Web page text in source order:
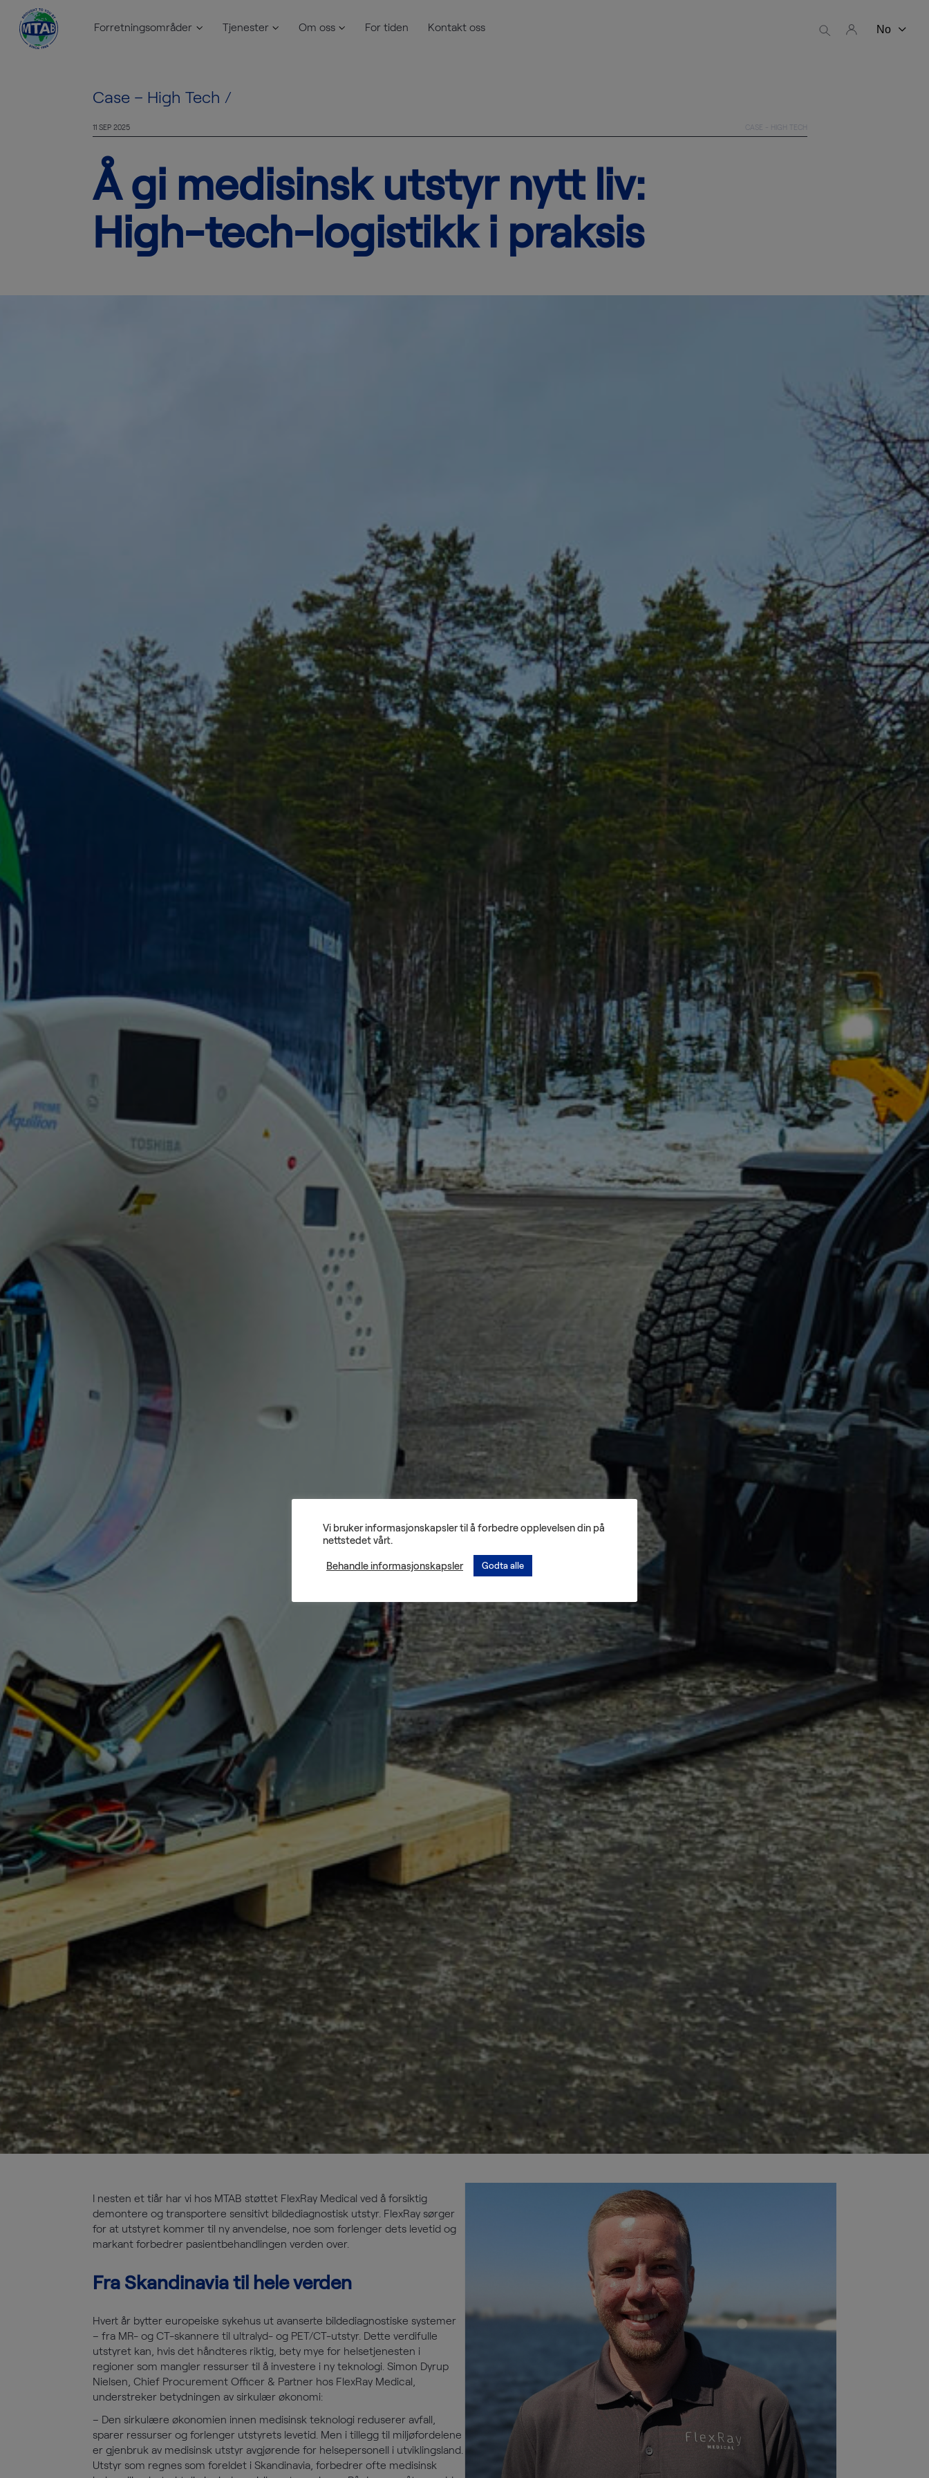
Forretningsområder Tjenester Om oss For tiden Kontakt oss
Case – High Tech /
11 SEP 2025 CASE - HIGH TECH
Å gi medisinsk utstyr nytt liv:
High-tech-logistikk i praksis
I nesten et tiår har vi hos MTAB støttet FlexRay Medical ved å forsiktig
demontere og transportere sensitivt bildediagnostisk utstyr. FlexRay sørger
for at utstyret kommer til ny anvendelse, noe som forlenger dets levetid og
markant forbedrer pasientbehandlingen verden over.
Fra Skandinavia til hele verden
Hvert år bytter europeiske sykehus ut avanserte bildediagnostiske systemer
– fra MR- og CT-skannere til ultralyd- og PET/CT-utstyr. Dette verdifulle
utstyret kan, hvis det håndteres riktig, bety mye for helsetjenesten i
regioner som mangler ressurser til å investere i ny teknologi. Simon Dyrup
Nielsen, Chief Procurement Officer & Partner hos FlexRay Medical,
understreker betydningen av sirkulær økonomi:
– Den sirkulære økonomien innen medisinsk teknologi reduserer avfall,
sparer ressurser og forlenger utstyrets levetid. Men i tillegg til miljøfordelene
er gjenbruk av medisinsk utstyr avgjørende for helsepersonell i utviklingsland.
Utstyr som regnes som foreldet i Skandinavia, forbedrer ofte medisinsk
Vi bruker informasjonskapsler til å forbedre opplevelsen din på
nettstedet vårt.
Behandle informasjonskapsler Godta alle